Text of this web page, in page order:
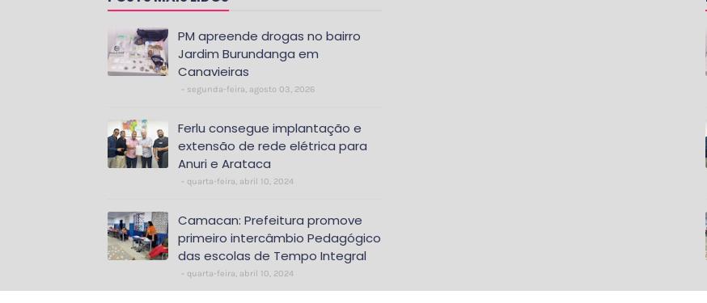
PM apreende drogas no bairro
Jardim Burundanga em
Canavieiras
segunda-feira, agosto 03, 2026
Ferlu consegue implantação e
extensão de rede elétrica para
Anuri e Arataca
quarta-feira, abril 10, 2024
Camacan: Prefeitura promove
primeiro intercâmbio Pedagógico
das escolas de Tempo Integral
quarta-feira, abril 10, 2024